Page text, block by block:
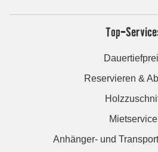
Top-
Reservieren &
Mietservice
Anhänger- und